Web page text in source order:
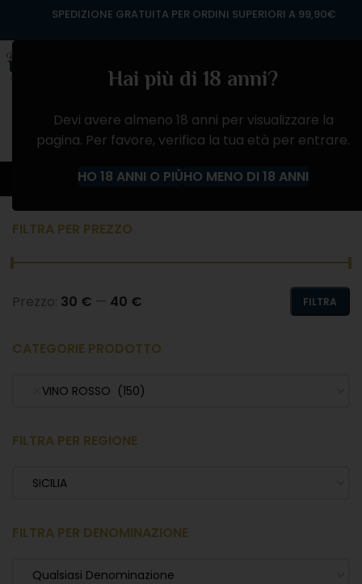
Hai più di 18 anni?
Devi avere almeno 18 anni per visualizzare la
pagina. Per favore, verifica la tua età per entrare.
HO 18 ANNI O PIÙHO MENO DI 18 ANNI
VINO ROSSO
FILTRA PER PREZZO
FILTRA
Prezzo: 30 € — 40 €
CATEGORIE PRODOTTO
VINO ROSSO (150)
FILTRA PER REGIONE
SICILIA
FILTRA PER DENOMINAZIONE
Qualsiasi Denominazione
SPEDIZIONE GRATUITA PER ORDINI SUPERIORI A 99,90€